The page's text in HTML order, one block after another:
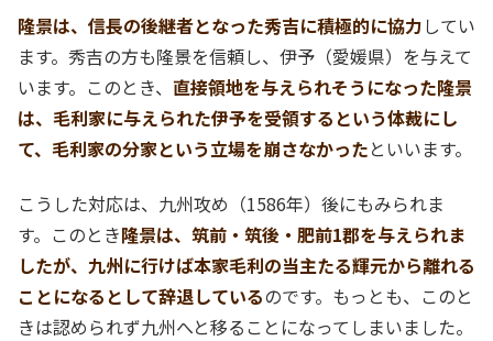
隆景は、信長の後継者となった秀吉に積極的に協力してい
ます。秀吉の方も隆景を信頼し、伊予（愛媛県）を与えて
います。このとき、 直接領地を与えられそうになった隆景
は、毛利家に与えられた伊予を受領するという体裁にし
て、毛利家の分家という立場を崩さなかったといいます。
こうした対応は、九州攻め（1586年）後にもみられま
す。このとき隆景は、筑前・筑後・肥前1郡を与えられま
したが、九州に行けば本家毛利の当主たる輝元から離れる
ことになるとして辞退しているのです。もっとも、このと
きは認められず九州へと移ることになってしまいました。